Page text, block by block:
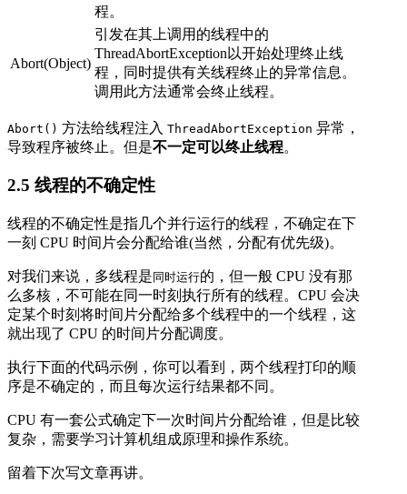
程。
Abort(Object)
引发在其上调用的线程中的
ThreadAbortException以开始处理终止线
程，同时提供有关线程终止的异常信息。
调用此方法通常会终止线程。
Abort() 方法给线程注入 ThreadAbortException 异常，
导致程序被终止。但是不一定可以终止线程。
2.5 线程的不确定性
线程的不确定性是指几个并行运行的线程，不确定在下
一刻 CPU 时间片会分配给谁(当然，分配有优先级)。
对我们来说，多线程是 同时运行的，但一般 CPU 没有那
么多核，不可能在同一时刻执行所有的线程。CPU 会决
定某个时刻将时间片分配给多个线程中的一个线程，这
就出现了 CPU 的时间片分配调度。
执行下面的代码示例，你可以看到，两个线程打印的顺
序是不确定的，而且每次运行结果都不同。
CPU 有一套公式确定下一次时间片分配给谁，但是比较
复杂，需要学习计算机组成原理和操作系统。
留着下次写文章再讲。